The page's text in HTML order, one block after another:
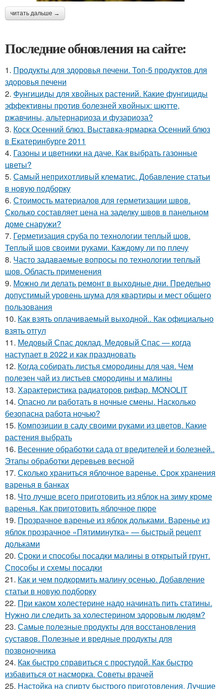
читать дальше →
Последние обновления на сайте:
1. Продукты для здоровья печени. Топ-5 продуктов для
здоровья печени
2. Фунгициды для хвойных растений. Какие фунгициды
эффективны против болезней хвойных: шютте,
ржавчины, альтернариоза и фузариоза?
3. Коск Осенний блюз. Выставка-ярмарка Осенний блюз
в Екатеринбурге 2011
4. Газоны и цветники на даче. Как выбрать газонные
цветы?
5. Самый неприхотливый клематис. Добавление статьи
в новую подборку
6. Стоимость материалов для герметизации швов.
Сколько составляет цена на заделку швов в панельном
доме снаружи?
7. Герметизация сруба по технологии теплый шов.
Теплый шов своими руками. Каждому ли по плечу
8. Часто задаваемые вопросы по технологии теплый
шов. Область применения
9. Можно ли делать ремонт в выходные дни. Предельно
допустимый уровень шума для квартиры и мест общего
пользования
10. Как взять оплачиваемый выходной.. Как официально
взять отгул
11. Медовый Спас доклад. Медовый Спас — когда
наступает в 2022 и как праздновать
12. Когда собирать листья смородины для чая. Чем
полезен чай из листьев смородины и малины
13. Характеристика радиаторов рифар. MONOLIT
14. Опасно ли работать в ночные смены. Насколько
безопасна работа ночью?
15. Композиции в саду своими руками из цветов. Какие
растения выбрать
16. Весенние обработки сада от вредителей и болезней..
Этапы обработки деревьев весной
17. Сколько храниться яблочное варенье. Срок хранения
варенья в банках
18. Что лучше всего приготовить из яблок на зиму кроме
варенья. Как приготовить яблочное пюре
19. Прозрачное варенье из яблок дольками. Варенье из
яблок прозрачное «Пятиминутка» — быстрый рецепт
дольками
20. Сроки и способы посадки малины в открытый грунт.
Способы и схемы посадки
21. Как и чем подкормить малину осенью. Добавление
статьи в новую подборку
22. При каком холестерине надо начинать пить статины.
Нужно ли следить за холестерином здоровым людям?
23. Самые полезные продукты для восстановления
суставов. Полезные и вредные продукты для
позвоночника
24. Как быстро справиться с простудой. Как быстро
избавиться от насморка. Советы врачей
25. Настойка на спирту быстрого приготовления. Лучшие